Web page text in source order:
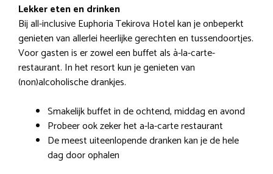
Lekker eten en drinken
Bij all-inclusive Euphoria Tekirova Hotel kan je onbeperkt
genieten van allerlei heerlijke gerechten en tussendoortjes.
Voor gasten is er zowel een buffet als à-la-carte-
restaurant. In het resort kun je genieten van
(non)alcoholische drankjes.
Smakelijk buffet in de ochtend, middag en avond
Probeer ook zeker het a-la-carte restaurant
De meest uiteenlopende dranken kan je de hele
dag door ophalen